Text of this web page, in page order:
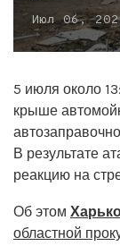
Июл 06,
5 июля около
крыше
В результате
реакцию на
Об этом
областной